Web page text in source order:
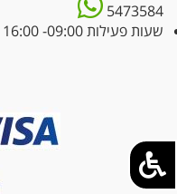
5473584
שעות פעילות 09:00- 16:00